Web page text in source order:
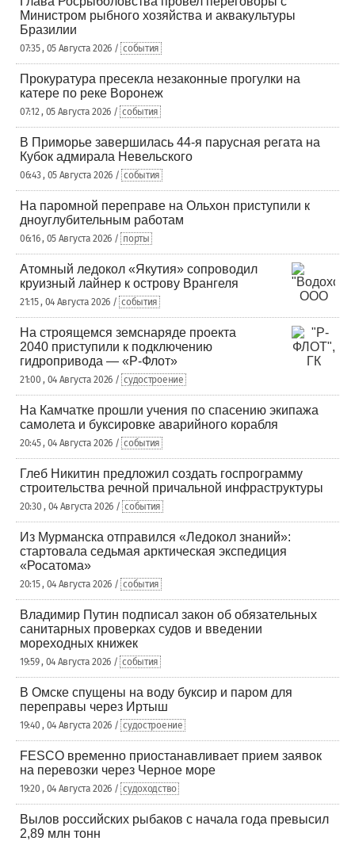
Министром рыбного хозяйства и аквакультуры
Бразилии
07:35 , 05 Августа 2026 / события
Прокуратура пресекла незаконные прогулки на
катере по реке Воронеж
07:12 , 05 Августа 2026 / события
В Приморье завершилась 44-я парусная регата на
Кубок адмирала Невельского
06:43 , 05 Августа 2026 / события
На паромной переправе на Ольхон приступили к
дноуглубительным работам
06:16 , 05 Августа 2026 / порты
Атомный ледокол «Якутия» сопроводил
круизный лайнер к острову Врангеля
21:15 , 04 Августа 2026 / события
На строящемся земснаряде проекта
2040 приступили к подключению
гидропривода — «Р-Флот»
21:00 , 04 Августа 2026 / судостроение
На Камчатке прошли учения по спасению экипажа
самолета и буксировке аварийного корабля
20:45 , 04 Августа 2026 / события
Глеб Никитин предложил создать госпрограмму
строительства речной причальной инфраструктуры
20:30 , 04 Августа 2026 / события
Из Мурманска отправился «Ледокол знаний»:
стартовала седьмая арктическая экспедиция
«Росатома»
20:15 , 04 Августа 2026 / события
Владимир Путин подписал закон об обязательных
санитарных проверках судов и введении
мореходных книжек
19:59 , 04 Августа 2026 / события
В Омске спущены на воду буксир и паром для
переправы через Иртыш
19:40 , 04 Августа 2026 / судостроение
FESCO временно приостанавливает прием заявок
на перевозки через Черное море
19:20 , 04 Августа 2026 / судоходство
Вылов российских рыбаков с начала года превысил
2,89 млн тонн